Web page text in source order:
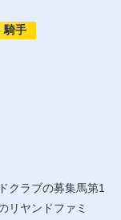
騎手
クラブの募集馬第1
リヤンドファミ